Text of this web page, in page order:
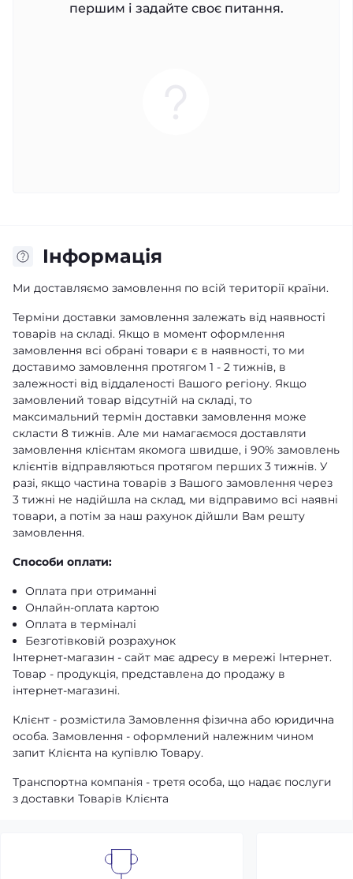
першим і задайте своє питання.
Iнформація
Ми доставляємо замовлення по всій території країни.
Терміни доставки замовлення залежать від наявності
товарів на складі. Якщо в момент оформлення
замовлення всі обрані товари є в наявності, то ми
доставимо замовлення протягом 1 - 2 тижнів, в
залежності від віддаленості Вашого регіону. Якщо
замовлений товар відсутній на складі, то
максимальний термін доставки замовлення може
скласти 8 тижнів. Але ми намагаємося доставляти
замовлення клієнтам якомога швидше, і 90% замовлень
клієнтів відправляються протягом перших 3 тижнів. У
разі, якщо частина товарів з Вашого замовлення через
3 тижні не надійшла на склад, ми відправимо всі наявні
товари, а потім за наш рахунок дійшли Вам решту
замовлення.
Способи оплати:
Оплата при отриманні
Онлайн-оплата картою
Оплата в терміналі
Безготівковій розрахунок
Інтернет-магазин - сайт має адресу в мережі Інтернет.
Товар - продукція, представлена ​​до продажу в
інтернет-магазині.
Клієнт - розмістила Замовлення фізична або юридична
особа. Замовлення - оформлений належним чином
запит Клієнта на купівлю Товару.
Транспортна компанія - третя особа, що надає послуги
з доставки Товарів Клієнта